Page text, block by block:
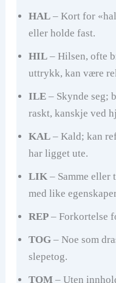
HAL– Kort for
eller holde fast.
HIL– Hilsen, ofte
uttrykk, kan være
ILE– Skynde seg;
raskt, kanskje ved
KAL– Kald; kan
har ligget ute.
LIK– Samme eller
med like
REP– Forkortelse
TOG– Noe som
slepetog.
TOM– Uten